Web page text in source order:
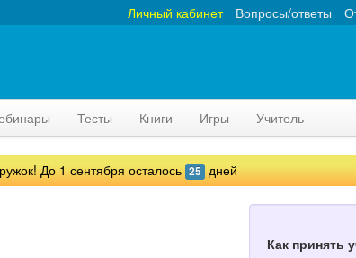
Вопросы/ответы
Личный кабинет
Тесты Книги Игры Учитель
До 1 сентября осталось 25 дней
Как принять